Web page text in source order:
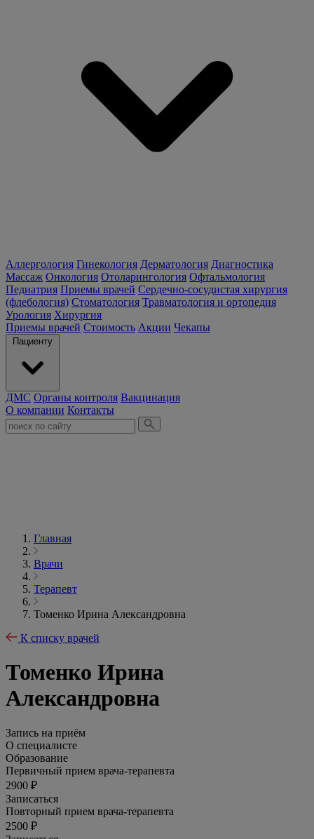
Аллергология Гинекология Дерматология Диагностика
Массаж Онкология Отоларингология Офтальмология
Педиатрия Приемы врачей Сердечно-сосудистая хирургия
(флебология) Стоматология Травматология и ортопедия
Урология Хирургия
Приемы врачей Стоимость Акции Чекапы
Пациенту
ДМС Органы контроля Вакцинация
О компании Контакты
Главная
Врачи
Терапевт
Томенко Ирина Александровна
К списку врачей
Томенко Ирина
Александровна
Запись на приём
О специалисте
Образование
Первичный прием врача-терапевта
2900 ₽
Записаться
Повторный прием врача-терапевта
2500 ₽